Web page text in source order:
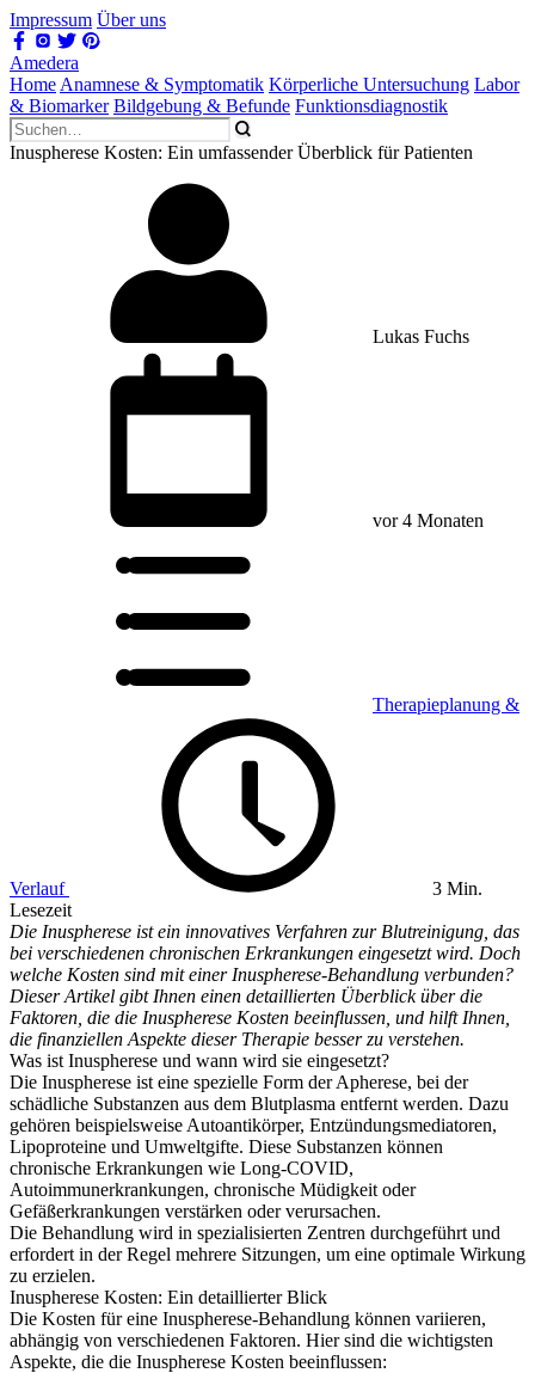
Impressum Über uns
Amedera
Home Anamnese & Symptomatik Körperliche Untersuchung Labor
& Biomarker Bildgebung & Befunde Funktionsdiagnostik
Inuspherese Kosten: Ein umfassender Überblick für Patienten
Lukas Fuchs
vor 4 Monaten
Therapieplanung &
Verlauf
3 Min.
Lesezeit
Die Inuspherese ist ein innovatives Verfahren zur Blutreinigung, das
bei verschiedenen chronischen Erkrankungen eingesetzt wird. Doch
welche Kosten sind mit einer Inuspherese-Behandlung verbunden?
Dieser Artikel gibt Ihnen einen detaillierten Überblick über die
Faktoren, die die Inuspherese Kosten beeinflussen, und hilft Ihnen,
die finanziellen Aspekte dieser Therapie besser zu verstehen.
Was ist Inuspherese und wann wird sie eingesetzt?
Die Inuspherese ist eine spezielle Form der Apherese, bei der
schädliche Substanzen aus dem Blutplasma entfernt werden. Dazu
gehören beispielsweise Autoantikörper, Entzündungsmediatoren,
Lipoproteine und Umweltgifte. Diese Substanzen können
chronische Erkrankungen wie Long-COVID,
Autoimmunerkrankungen, chronische Müdigkeit oder
Gefäßerkrankungen verstärken oder verursachen.
Die Behandlung wird in spezialisierten Zentren durchgeführt und
erfordert in der Regel mehrere Sitzungen, um eine optimale Wirkung
zu erzielen.
Inuspherese Kosten: Ein detaillierter Blick
Die Kosten für eine Inuspherese-Behandlung können variieren,
abhängig von verschiedenen Faktoren. Hier sind die wichtigsten
Aspekte, die die Inuspherese Kosten beeinflussen: